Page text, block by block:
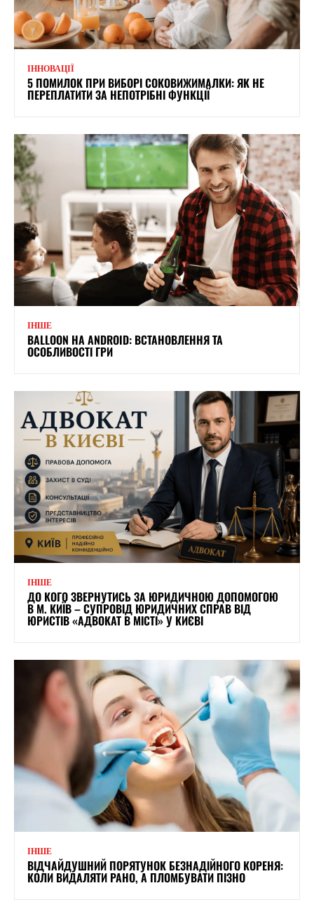
ІННОВАЦІЇ
5 ПОМИЛОК ПРИ ВИБОРІ СОКОВИЖИМАЛКИ: ЯК НЕ
ПЕРЕПЛАТИТИ ЗА НЕПОТРІБНІ ФУНКЦІЇ
ІНШЕ
BALLOON НА ANDROID: ВСТАНОВЛЕННЯ ТА
ОСОБЛИВОСТІ ГРИ
ІНШЕ
ДО КОГО ЗВЕРНУТИСЬ ЗА ЮРИДИЧНОЮ ДОПОМОГОЮ
В М. КИЇВ – СУПРОВІД ЮРИДИЧНИХ СПРАВ ВІД
ЮРИСТІВ «АДВОКАТ В МІСТІ» У КИЄВІ
ІНШЕ
ВІДЧАЙДУШНИЙ ПОРЯТУНОК БЕЗНАДІЙНОГО КОРЕНЯ:
КОЛИ ВИДАЛЯТИ РАНО, А ПЛОМБУВАТИ ПІЗНО